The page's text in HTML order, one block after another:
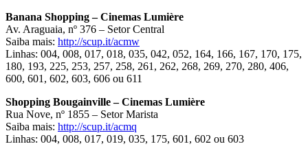
Banana Shopping – Cinemas Lumière
Av. Araguaia, nº 376 – Setor Central
Saiba mais: http://scup.it/acmw
Linhas: 004, 008, 017, 018, 035, 042, 052, 164, 166, 167, 170, 175,
180, 193, 225, 253, 257, 258, 261, 262, 268, 269, 270, 280, 406,
600, 601, 602, 603, 606 ou 611
Shopping Bougainville – Cinemas Lumière
Rua Nove, nº 1855 – Setor Marista
Saiba mais: http://scup.it/acmq
Linhas: 004, 008, 017, 019, 035, 175, 601, 602 ou 603